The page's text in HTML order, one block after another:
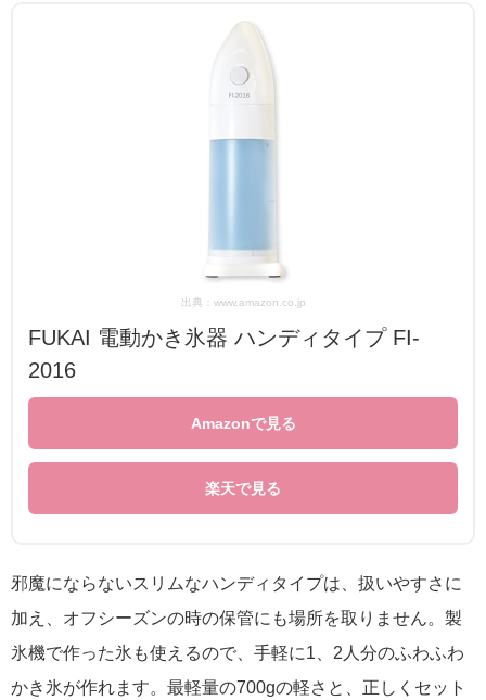
出典：www.amazon.co.jp
FUKAI 電動かき氷器 ハンディタイプ FI-
2016
Amazonで見る
楽天で見る
邪魔にならないスリムなハンディタイプは、扱いやすさに
加え、オフシーズンの時の保管にも場所を取りません。製
氷機で作った氷も使えるので、手軽に1、2人分のふわふわ
かき氷が作れます。最軽量の700gの軽さと、正しくセット